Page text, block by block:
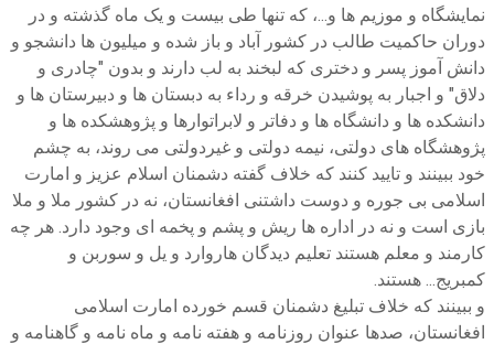
نمایشگاه و موزیم ها و...، که تنها طی بیست و یک ماه گذشته و در
دوران حاکمیت طالب در کشور آباد و باز شده و میلیون ها دانشجو و
دانش آموز پسر و دختری که لبخند به لب دارند و بدون "چادری و
دلاق" و اجبار به پوشیدن خرقه و رداء به دبستان ها و دبیرستان ها و
دانشکده ها و دانشگاه ها و دفاتر و لابراتوارها و پژوهشکده ها و
پژوهشگاه های دولتی، نیمه دولتی و غیردولتی می روند، به چشم
خود ببینند و تایید کنند که خلاف گفته دشمنان اسلام عزیز و امارت
اسلامی بی جوره و دوست داشتنی افغانستان، نه در کشور ملا و ملا
بازی است و نه در اداره ها ریش و پشم و پخمه ای وجود دارد. هر چه
کارمند و معلم هستند تعلیم دیدگان هاروارد و یل و سوربن و
کمبریج... هستند.
و ببینند که خلاف تبلیغ دشمنان قسم خورده امارت اسلامی
افغانستان، صدها عنوان روزنامه و هفته نامه و ماه نامه و گاهنامه و